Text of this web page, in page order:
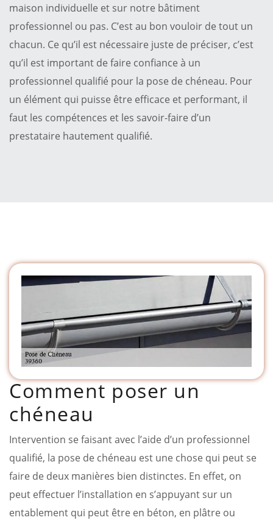
maison individuelle et sur notre bâtiment
professionnel ou pas. C’est au bon vouloir de tout un
chacun. Ce qu’il est nécessaire juste de préciser, c’est
qu’il est important de faire confiance à un
professionnel qualifié pour la pose de chéneau. Pour
un élément qui puisse être efficace et performant, il
faut les compétences et les savoir-faire d’un
prestataire hautement qualifié.
Comment poser un
chéneau
Intervention se faisant avec l’aide d’un professionnel
qualifié, la pose de chéneau est une chose qui peut se
faire de deux manières bien distinctes. En effet, on
peut effectuer l’installation en s’appuyant sur un
entablement qui peut être en béton, en plâtre ou